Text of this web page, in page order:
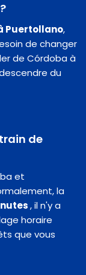
Puertollano,
de changer
de Córdoba à
du
de
et
la
, il n'y a
horaire
que vous